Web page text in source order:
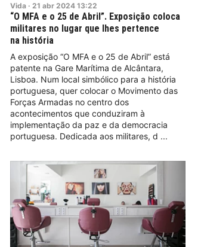
Vida · 21 abr 2024 13:22
“O MFA e o 25 de Abril”. Exposição coloca
militares no lugar que lhes pertence
na história
A exposição “O MFA e o 25 de Abril” está
patente na Gare Marítima de Alcântara,
Lisboa. Num local simbólico para a história
portuguesa, quer colocar o Movimento das
Forças Armadas no centro dos
acontecimentos que conduziram à
implementação da paz e da democracia
portuguesa. Dedicada aos militares, d